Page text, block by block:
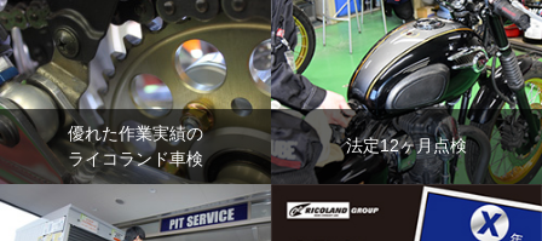
優れた作業実績の
ライコランド車検
法定12ヶ月点検